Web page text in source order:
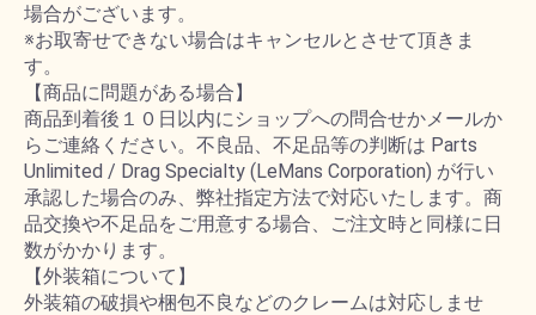
場合がございます。
※お取寄せできない場合はキャンセルとさせて頂きま
す。
【商品に問題がある場合】
商品到着後１０日以内にショップへの問合せかメールか
らご連絡ください。不良品、不足品等の判断は Parts
Unlimited / Drag Specialty (LeMans Corporation) が行い
承認した場合のみ、弊社指定方法で対応いたします。商
品交換や不足品をご用意する場合、ご注文時と同様に日
数がかかります。
【外装箱について】
外装箱の破損や梱包不良などのクレームは対応しませ